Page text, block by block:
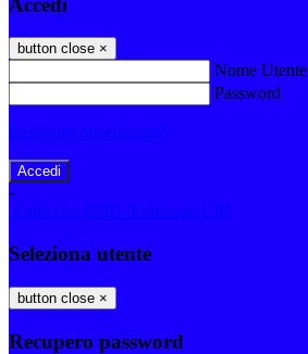
Accedi
button close ×
Nome Utente
Password
Password dimenticata?
-
Entra con SPID
Entra con CIE
Seleziona utente
button close ×
Recupero password